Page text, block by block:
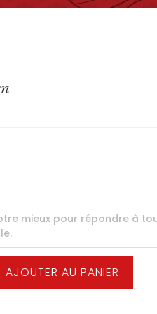
AJOUTER AU PANIER